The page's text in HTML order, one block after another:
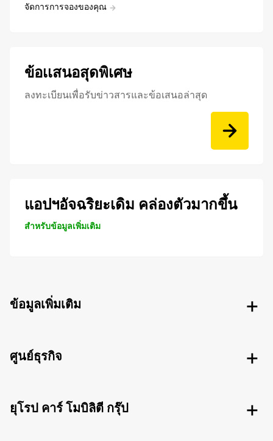
จัดการการจองของคุณ
ข้อเเสนอสุดพิเศษ
ลงทะเบียนเพื่อรับข่าวสารและข้อเสนอล่าสุด
แอปฯอัจฉริยะเดิม คล่องตัวมากขึ้น
สำหรับข้อมูลเพิ่มเติม
ข้อมูลเพิ่มเติม
ศูนย์ธุรกิจ
ยุโรป คาร์ โมบิลิตี กรุ๊ป